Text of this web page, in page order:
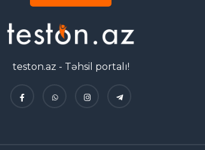
teston.az - Təhsil portalı!